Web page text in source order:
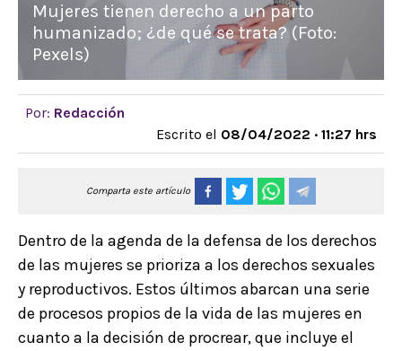
Mujeres tienen derecho a un parto
humanizado; ¿de qué se trata? (Foto:
Pexels)
Por: Redacción
Escrito el 08/04/2022 · 11:27 hrs
Comparta este artículo
Dentro de la agenda de la defensa de los derechos
de las mujeres se prioriza a los derechos sexuales
y reproductivos. Estos últimos abarcan una serie
de procesos propios de la vida de las mujeres en
cuanto a la decisión de procrear, que incluye el